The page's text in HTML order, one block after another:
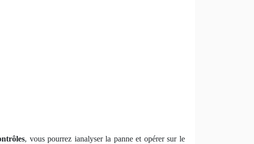
, vous pourrez ianalyser la panne et opérer sur le